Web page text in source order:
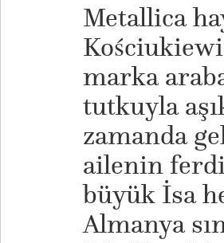
​Metallica
marka
tutkuyla
zamanda
ailenin
büyük İsa
Almanya